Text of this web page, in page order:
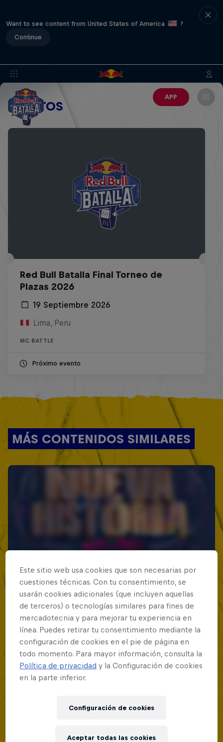
Want to see content from United States of America
?
Continue
APP
EVENTOS
Red Bull Batalla Final Torneo de
Plazas 2026
19 Septiembre 2026
Lima, Peru
MC BATTLE
Próximo evento
MÁS CONTENIDOS SIMILARES
Red Bull Batalla Nueva Historia:
MC BATTLE
Este sitio web usa cookies que son necesarias por
cuestiones técnicas. Con tu consentimiento, se
usarán cookies adicionales (que incluyen aquellas
de terceros) o tecnologías similares para fines de
mercadotecnia y para mejorar tu experiencia en
línea. Puedes retirar tu consentimiento mediante la
configuración de cookies en el pie de página en
todo momento. Para mayor información, consulta la
Política de privacidad y la Configuración de cookies
en la parte inferior.
Configuración de cookies
Aceptar todas las cookies